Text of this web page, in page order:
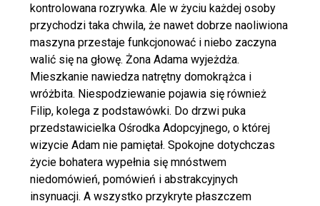
kontrolowana rozrywka. Ale w życiu każdej osoby
przychodzi taka chwila, że nawet dobrze naoliwiona
maszyna przestaje funkcjonować i niebo zaczyna
walić się na głowę. Żona Adama wyjeżdża.
Mieszkanie nawiedza natrętny domokrążca i
wróżbita. Niespodziewanie pojawia się również
Filip, kolega z podstawówki. Do drzwi puka
przedstawicielka Ośrodka Adopcyjnego, o której
wizycie Adam nie pamiętał. Spokojne dotychczas
życie bohatera wypełnia się mnóstwem
niedomówień, pomówień i abstrakcyjnych
insynuacji. A wszystko przykryte płaszczem